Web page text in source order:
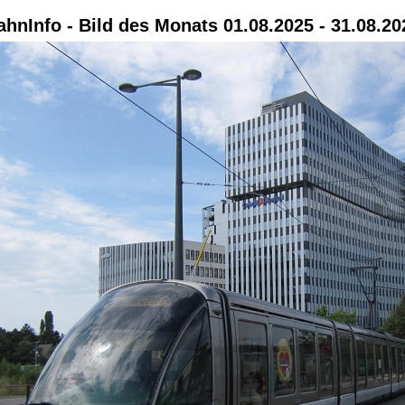
- Bild des Monats 01.08.2025 -